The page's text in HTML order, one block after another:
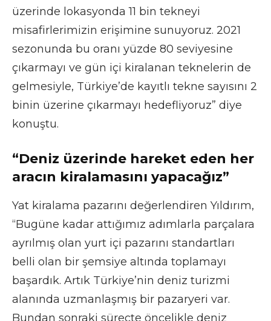
üzerinde lokasyonda 11 bin tekneyi
misafirlerimizin erişimine sunuyoruz. 2021
sezonunda bu oranı yüzde 80 seviyesine
çıkarmayı ve gün içi kiralanan teknelerin de
gelmesiyle, Türkiye’de kayıtlı tekne sayısını 2
binin üzerine çıkarmayı hedefliyoruz” diye
konuştu.
“Deniz üzerinde hareket eden her
aracın kiralamasını yapacağız”
Yat kiralama pazarını değerlendiren Yıldırım,
“Bugüne kadar attığımız adımlarla parçalara
ayrılmış olan yurt içi pazarını standartları
belli olan bir şemsiye altında toplamayı
başardık. Artık Türkiye’nin deniz turizmi
alanında uzmanlaşmış bir pazaryeri var.
Bundan sonraki süreçte öncelikle deniz